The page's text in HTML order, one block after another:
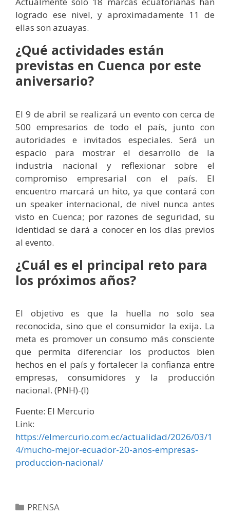
logrado ese nivel, y aproximadamente 11 de
ellas son azuayas.
¿Qué actividades están
previstas en Cuenca por este
aniversario?
El 9 de abril se realizará un evento con cerca de
500 empresarios de todo el país, junto con
autoridades e invitados especiales. Será un
espacio para mostrar el desarrollo de la
industria nacional y reflexionar sobre el
compromiso empresarial con el país. El
encuentro marcará un hito, ya que contará con
un speaker internacional, de nivel nunca antes
visto en Cuenca; por razones de seguridad, su
identidad se dará a conocer en los días previos
al evento.
¿Cuál es el principal reto para
los próximos años?
El objetivo es que la huella no solo sea
reconocida, sino que el consumidor la exija. La
meta es promover un consumo más consciente
que permita diferenciar los productos bien
hechos en el país y fortalecer la confianza entre
empresas, consumidores y la producción
nacional. (PNH)-(I)
Fuente: El Mercurio
Link:
https://elmercurio.com.ec/actualidad/2026/03/1
4/mucho-mejor-ecuador-20-anos-empresas-
produccion-nacional/
PRENSA